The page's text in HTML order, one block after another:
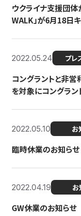
ウクライナ支援団体
WALK」が6月18日キ
2022.05.24 プレ
コングラントと非
を対象にコングラン
2022.05.10 お
臨時休業のお知らせ
2022.04.19 お
GW休業のお知らせ